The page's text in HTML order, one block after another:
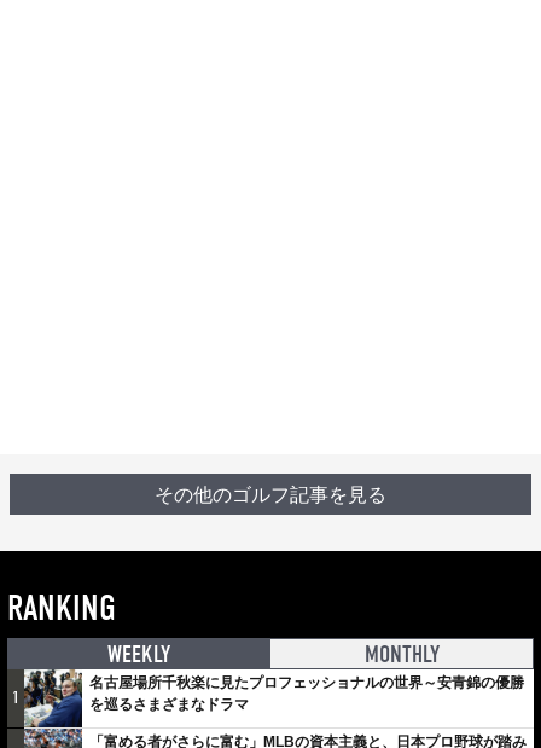
その他のゴルフ記事を見る
RANKING
WEEKLY MONTHLY
1
名古屋場所千秋楽に見たプロフェッショナルの世界～安青錦の優勝
を巡るさまざまなドラマ
「富める者がさらに富む」MLBの資本主義と、日本プロ野球が踏み